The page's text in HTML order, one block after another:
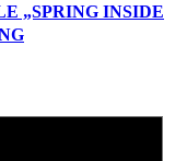
„SPRING INSIDE